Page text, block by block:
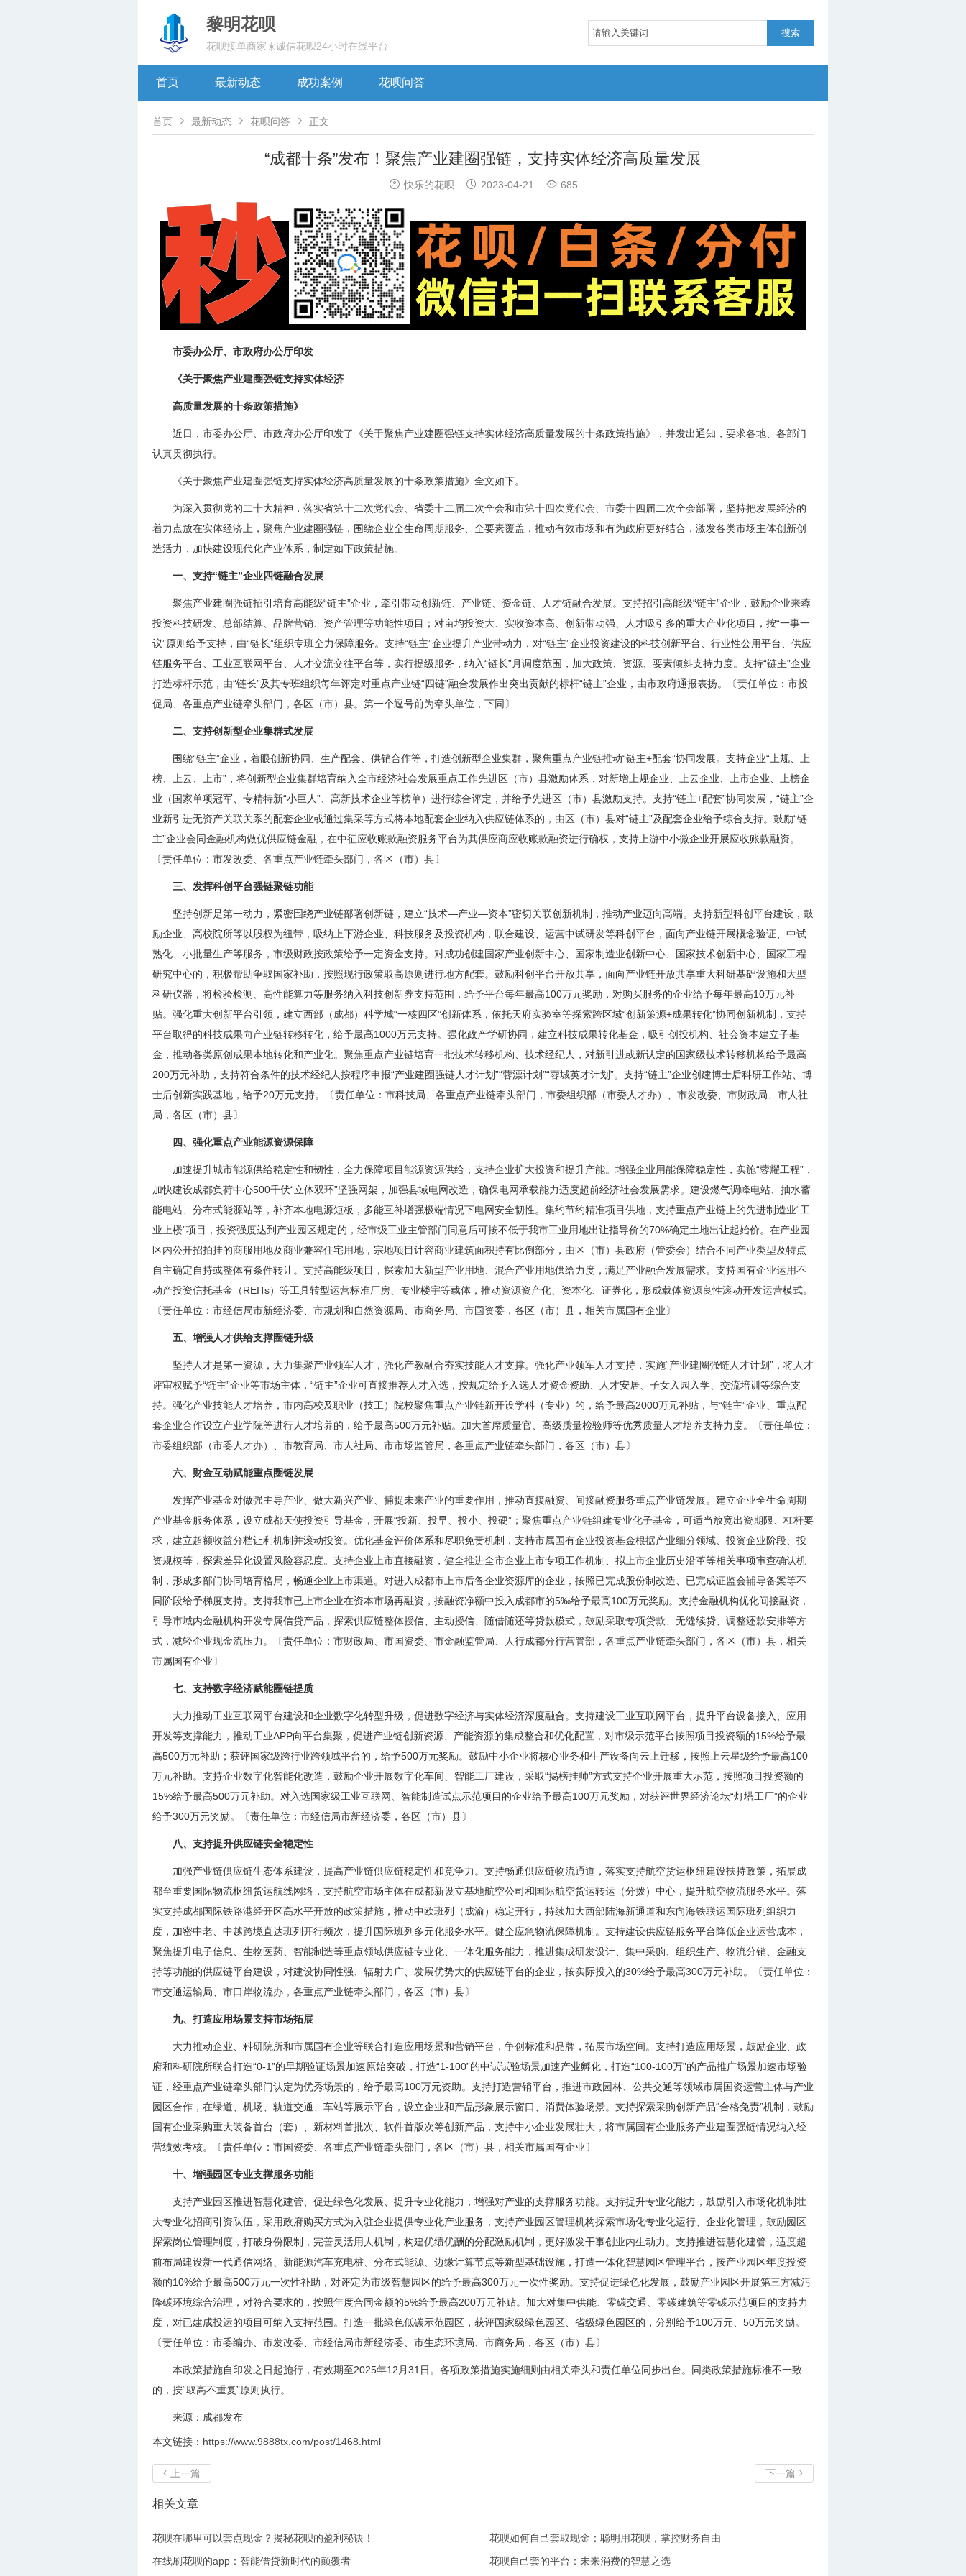
搜索
黎明花呗
花呗接单商家☀️诚信花呗24小时在线平台
首页 最新动态 成功案例 花呗问答
首页  最新动态  花呗问答  正文
“成都十条”发布！聚焦产业建圈强链，支持实体经济高质量发展
 快乐的花呗  2023-04-21  685
市委办公厅、市政府办公厅印发
《关于聚焦产业建圈强链支持实体经济
高质量发展的十条政策措施》
近日，市委办公厅、市政府办公厅印发了《关于聚焦产业建圈强链支持实体经济高质量发展的十条政策措施》，并发出通知，要求各地、各部门
认真贯彻执行。
《关于聚焦产业建圈强链支持实体经济高质量发展的十条政策措施》全文如下。
为深入贯彻党的二十大精神，落实省第十二次党代会、省委十二届二次全会和市第十四次党代会、市委十四届二次全会部署，坚持把发展经济的
着力点放在实体经济上，聚焦产业建圈强链，围绕企业全生命周期服务、全要素覆盖，推动有效市场和有为政府更好结合，激发各类市场主体创新创
造活力，加快建设现代化产业体系，制定如下政策措施。
一、支持“链主”企业四链融合发展
聚焦产业建圈强链招引培育高能级“链主”企业，牵引带动创新链、产业链、资金链、人才链融合发展。支持招引高能级“链主”企业，鼓励企业来蓉
投资科技研发、总部结算、品牌营销、资产管理等功能性项目；对亩均投资大、实收资本高、创新带动强、人才吸引多的重大产业化项目，按“一事一
议”原则给予支持，由“链长”组织专班全力保障服务。支持“链主”企业提升产业带动力，对“链主”企业投资建设的科技创新平台、行业性公用平台、供应
链服务平台、工业互联网平台、人才交流交往平台等，实行提级服务，纳入“链长”月调度范围，加大政策、资源、要素倾斜支持力度。支持“链主”企业
打造标杆示范，由“链长”及其专班组织每年评定对重点产业链“四链”融合发展作出突出贡献的标杆“链主”企业，由市政府通报表扬。〔责任单位：市投
促局、各重点产业链牵头部门，各区（市）县。第一个逗号前为牵头单位，下同〕
二、支持创新型企业集群式发展
围绕“链主”企业，着眼创新协同、生产配套、供销合作等，打造创新型企业集群，聚焦重点产业链推动“链主+配套”协同发展。支持企业“上规、上
榜、上云、上市”，将创新型企业集群培育纳入全市经济社会发展重点工作先进区（市）县激励体系，对新增上规企业、上云企业、上市企业、上榜企
业（国家单项冠军、专精特新“小巨人”、高新技术企业等榜单）进行综合评定，并给予先进区（市）县激励支持。支持“链主+配套”协同发展，“链主”企
业新引进无资产关联关系的配套企业或通过集采等方式将本地配套企业纳入供应链体系的，由区（市）县对“链主”及配套企业给予综合支持。鼓励“链
主”企业会同金融机构做优供应链金融，在中征应收账款融资服务平台为其供应商应收账款融资进行确权，支持上游中小微企业开展应收账款融资。
〔责任单位：市发改委、各重点产业链牵头部门，各区（市）县〕
三、发挥科创平台强链聚链功能
坚持创新是第一动力，紧密围绕产业链部署创新链，建立“技术—产业—资本”密切关联创新机制，推动产业迈向高端。支持新型科创平台建设，鼓
励企业、高校院所等以股权为纽带，吸纳上下游企业、科技服务及投资机构，联合建设、运营中试研发等科创平台，面向产业链开展概念验证、中试
熟化、小批量生产等服务，市级财政按政策给予一定资金支持。对成功创建国家产业创新中心、国家制造业创新中心、国家技术创新中心、国家工程
研究中心的，积极帮助争取国家补助，按照现行政策取高原则进行地方配套。鼓励科创平台开放共享，面向产业链开放共享重大科研基础设施和大型
科研仪器，将检验检测、高性能算力等服务纳入科技创新券支持范围，给予平台每年最高100万元奖励，对购买服务的企业给予每年最高10万元补
贴。强化重大创新平台引领，建立西部（成都）科学城“一核四区”创新体系，依托天府实验室等探索跨区域“创新策源+成果转化”协同创新机制，支持
平台取得的科技成果向产业链转移转化，给予最高1000万元支持。强化政产学研协同，建立科技成果转化基金，吸引创投机构、社会资本建立子基
金，推动各类原创成果本地转化和产业化。聚焦重点产业链培育一批技术转移机构、技术经纪人，对新引进或新认定的国家级技术转移机构给予最高
200万元补助，支持符合条件的技术经纪人按程序申报“产业建圈强链人才计划”“蓉漂计划”“蓉城英才计划”。支持“链主”企业创建博士后科研工作站、博
士后创新实践基地，给予20万元支持。〔责任单位：市科技局、各重点产业链牵头部门，市委组织部（市委人才办）、市发改委、市财政局、市人社
局，各区（市）县〕
四、强化重点产业能源资源保障
加速提升城市能源供给稳定性和韧性，全力保障项目能源资源供给，支持企业扩大投资和提升产能。增强企业用能保障稳定性，实施“蓉耀工程”，
加快建设成都负荷中心500千伏“立体双环”坚强网架，加强县域电网改造，确保电网承载能力适度超前经济社会发展需求。建设燃气调峰电站、抽水蓄
能电站、分布式能源站等，补齐本地电源短板，多能互补增强极端情况下电网安全韧性。集约节约精准项目供地，支持重点产业链上的先进制造业“工
业上楼”项目，投资强度达到产业园区规定的，经市级工业主管部门同意后可按不低于我市工业用地出让指导价的70%确定土地出让起始价。在产业园
区内公开招拍挂的商服用地及商业兼容住宅用地，宗地项目计容商业建筑面积持有比例部分，由区（市）县政府（管委会）结合不同产业类型及特点
自主确定自持或整体有条件转让。支持高能级项目，探索加大新型产业用地、混合产业用地供给力度，满足产业融合发展需求。支持国有企业运用不
动产投资信托基金（REITs）等工具转型运营标准厂房、专业楼宇等载体，推动资源资产化、资本化、证券化，形成载体资源良性滚动开发运营模式。
〔责任单位：市经信局市新经济委、市规划和自然资源局、市商务局、市国资委，各区（市）县，相关市属国有企业〕
五、增强人才供给支撑圈链升级
坚持人才是第一资源，大力集聚产业领军人才，强化产教融合夯实技能人才支撑。强化产业领军人才支持，实施“产业建圈强链人才计划”，将人才
评审权赋予“链主”企业等市场主体，“链主”企业可直接推荐人才入选，按规定给予入选人才资金资助、人才安居、子女入园入学、交流培训等综合支
持。强化产业技能人才培养，市内高校及职业（技工）院校聚焦重点产业链新开设学科（专业）的，给予最高2000万元补贴，与“链主”企业、重点配
套企业合作设立产业学院等进行人才培养的，给予最高500万元补贴。加大首席质量官、高级质量检验师等优秀质量人才培养支持力度。〔责任单位：
市委组织部（市委人才办）、市教育局、市人社局、市市场监管局，各重点产业链牵头部门，各区（市）县〕
六、财金互动赋能重点圈链发展
发挥产业基金对做强主导产业、做大新兴产业、捕捉未来产业的重要作用，推动直接融资、间接融资服务重点产业链发展。建立企业全生命周期
产业基金服务体系，设立成都天使投资引导基金，开展“投新、投早、投小、投硬”；聚焦重点产业链组建专业化子基金，可适当放宽出资期限、杠杆要
求，建立超额收益分档让利机制并滚动投资。优化基金评价体系和尽职免责机制，支持市属国有企业投资基金根据产业细分领域、投资企业阶段、投
资规模等，探索差异化设置风险容忍度。支持企业上市直接融资，健全推进全市企业上市专项工作机制、拟上市企业历史沿革等相关事项审查确认机
制，形成多部门协同培育格局，畅通企业上市渠道。对进入成都市上市后备企业资源库的企业，按照已完成股份制改造、已完成证监会辅导备案等不
同阶段给予梯度支持。支持我市已上市企业在资本市场再融资，按融资净额中投入成都市的5‰给予最高100万元奖励。支持金融机构优化间接融资，
引导市域内金融机构开发专属信贷产品，探索供应链整体授信、主动授信、随借随还等贷款模式，鼓励采取专项贷款、无缝续贷、调整还款安排等方
式，减轻企业现金流压力。〔责任单位：市财政局、市国资委、市金融监管局、人行成都分行营管部，各重点产业链牵头部门，各区（市）县，相关
市属国有企业〕
七、支持数字经济赋能圈链提质
大力推动工业互联网平台建设和企业数字化转型升级，促进数字经济与实体经济深度融合。支持建设工业互联网平台，提升平台设备接入、应用
开发等支撑能力，推动工业APP向平台集聚，促进产业链创新资源、产能资源的集成整合和优化配置，对市级示范平台按照项目投资额的15%给予最
高500万元补助；获评国家级跨行业跨领域平台的，给予500万元奖励。鼓励中小企业将核心业务和生产设备向云上迁移，按照上云星级给予最高100
万元补助。支持企业数字化智能化改造，鼓励企业开展数字化车间、智能工厂建设，采取“揭榜挂帅”方式支持企业开展重大示范，按照项目投资额的
15%给予最高500万元补助。对入选国家级工业互联网、智能制造试点示范项目的企业给予最高100万元奖励，对获评世界经济论坛“灯塔工厂”的企业
给予300万元奖励。〔责任单位：市经信局市新经济委，各区（市）县〕
八、支持提升供应链安全稳定性
加强产业链供应链生态体系建设，提高产业链供应链稳定性和竞争力。支持畅通供应链物流通道，落实支持航空货运枢纽建设扶持政策，拓展成
都至重要国际物流枢纽货运航线网络，支持航空市场主体在成都新设立基地航空公司和国际航空货运转运（分拨）中心，提升航空物流服务水平。落
实支持成都国际铁路港经开区高水平开放的政策措施，推动中欧班列（成渝）稳定开行，持续加大西部陆海新通道和东向海铁联运国际班列组织力
度，加密中老、中越跨境直达班列开行频次，提升国际班列多元化服务水平。健全应急物流保障机制。支持建设供应链服务平台降低企业运营成本，
聚焦提升电子信息、生物医药、智能制造等重点领域供应链专业化、一体化服务能力，推进集成研发设计、集中采购、组织生产、物流分销、金融支
持等功能的供应链平台建设，对建设协同性强、辐射力广、发展优势大的供应链平台的企业，按实际投入的30%给予最高300万元补助。〔责任单位：
市交通运输局、市口岸物流办，各重点产业链牵头部门，各区（市）县〕
九、打造应用场景支持市场拓展
大力推动企业、科研院所和市属国有企业等联合打造应用场景和营销平台，争创标准和品牌，拓展市场空间。支持打造应用场景，鼓励企业、政
府和科研院所联合打造“0-1”的早期验证场景加速原始突破，打造“1-100”的中试试验场景加速产业孵化，打造“100-100万”的产品推广场景加速市场验
证，经重点产业链牵头部门认定为优秀场景的，给予最高100万元资助。支持打造营销平台，推进市政园林、公共交通等领域市属国资运营主体与产业
园区合作，在绿道、机场、轨道交通、车站等展示平台，设立企业和产品形象展示窗口、消费体验场景。支持探索采购创新产品“合格免责”机制，鼓励
国有企业采购重大装备首台（套）、新材料首批次、软件首版次等创新产品，支持中小企业发展壮大，将市属国有企业服务产业建圈强链情况纳入经
营绩效考核。〔责任单位：市国资委、各重点产业链牵头部门，各区（市）县，相关市属国有企业〕
十、增强园区专业支撑服务功能
支持产业园区推进智慧化建管、促进绿色化发展、提升专业化能力，增强对产业的支撑服务功能。支持提升专业化能力，鼓励引入市场化机制壮
大专业化招商引资队伍，采用政府购买方式为入驻企业提供专业化产业服务，支持产业园区管理机构探索市场化专业化运行、企业化管理，鼓励园区
探索岗位管理制度，打破身份限制，完善灵活用人机制，构建优绩优酬的分配激励机制，更好激发干事创业内生动力。支持推进智慧化建管，适度超
前布局建设新一代通信网络、新能源汽车充电桩、分布式能源、边缘计算节点等新型基础设施，打造一体化智慧园区管理平台，按产业园区年度投资
额的10%给予最高500万元一次性补助，对评定为市级智慧园区的给予最高300万元一次性奖励。支持促进绿色化发展，鼓励产业园区开展第三方减污
降碳环境综合治理，对符合要求的，按照年度合同金额的5%给予最高200万元补贴。加大对集中供能、零碳交通、零碳建筑等零碳示范项目的支持力
度，对已建成投运的项目可纳入支持范围。打造一批绿色低碳示范园区，获评国家级绿色园区、省级绿色园区的，分别给予100万元、50万元奖励。
〔责任单位：市委编办、市发改委、市经信局市新经济委、市生态环境局、市商务局，各区（市）县〕
本政策措施自印发之日起施行，有效期至2025年12月31日。各项政策措施实施细则由相关牵头和责任单位同步出台。同类政策措施标准不一致
的，按“取高不重复”原则执行。
来源：成都发布
本文链接： https://www.9888tx.com/post/1468.html
 上一篇 下一篇 
相关文章
花呗在哪里可以套点现金？揭秘花呗的盈利秘诀！
花呗如何自己套取现金：聪明用花呗，掌控财务自由
在线刷花呗的app：智能借贷新时代的颠覆者
花呗自己套的平台：未来消费的智慧之选